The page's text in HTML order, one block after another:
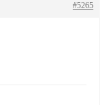
#5265